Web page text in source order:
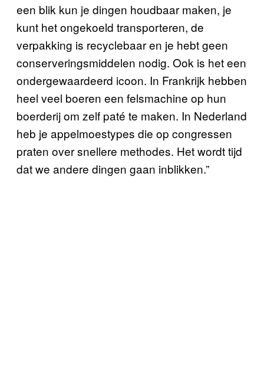
een blik kun je dingen houdbaar maken, je
kunt het ongekoeld transporteren, de
verpakking is recyclebaar en je hebt geen
conserveringsmiddelen nodig. Ook is het een
ondergewaardeerd icoon. In Frankrijk hebben
heel veel boeren een felsmachine op hun
boerderij om zelf paté te maken. In Nederland
heb je appelmoestypes die op congressen
praten over snellere methodes. Het wordt tijd
dat we andere dingen gaan inblikken.”